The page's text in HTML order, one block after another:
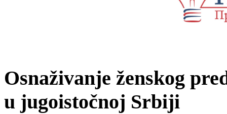
Osnaživanje ženskog
u jugoistočnoj Srbiji